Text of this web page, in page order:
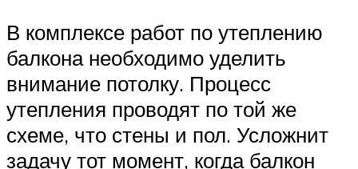
В комплексе работ по утеплению
балкона необходимо уделить
внимание потолку. Процесс
утепления проводят по той же
схеме, что стены и пол. Усложнит
задачу тот момент, когда балкон